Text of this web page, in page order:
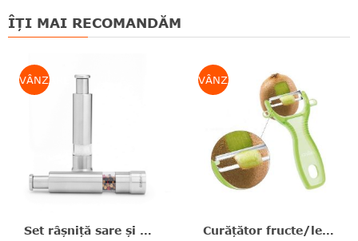
ÎȚI MAI RECOMANDĂM
VÂNZARE
Set râşniţă sare şi piper, inox, argintiu, 13.5x5.4x2.8 cm, Brabantia - 8710755611407
VÂNZARE
Curăţător fructe/legume, ABS+inox, verde, 13.4x8x2.5 cm, Pela Kiwi, Moha - 7611264457146